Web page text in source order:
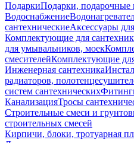
ПодаркиПодарки, подарочные
Водоснабжение
сантехническиеАксессуары
Комплектующие для
для умывальников, моек
смесителейКомплектующие
Инженерная сантехника
радиаторов,
систем сантехнических
КанализацияТросы
Строительные смеси и
строительных смесей
Кирпичи, блоки, тротуарная